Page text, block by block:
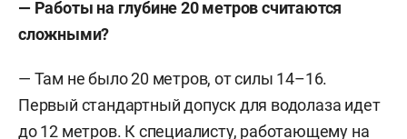
— Работы на глубине 20 метров считаются
сложными?
— Там не было 20 метров, от силы 14–16.
Первый стандартный допуск для водолаза идет
до 12 метров. К специалисту, работающему на